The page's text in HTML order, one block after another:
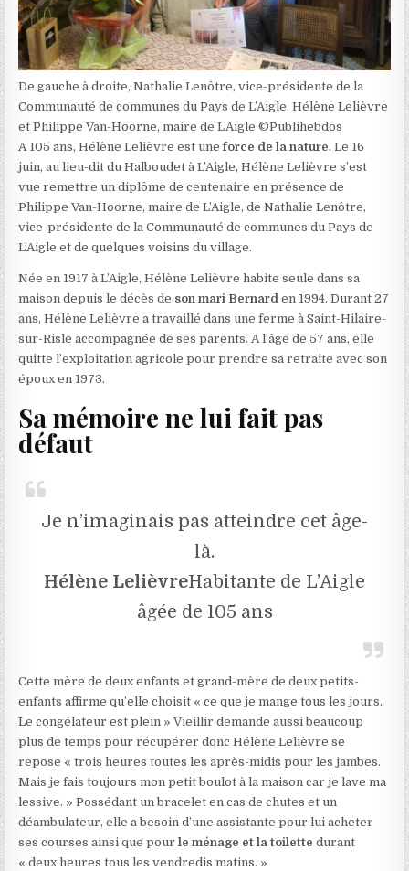
De gauche à droite, Nathalie Lenôtre, vice-présidente de la
Communauté de communes du Pays de L’Aigle, Hélène Lelièvre
et Philippe Van-Hoorne, maire de L’Aigle ©Publihebdos
A 105 ans, Hélène Lelièvre est uneforce de la nature. Le 16
juin, au lieu-dit du Halboudet à L’Aigle, Hélène Lelièvre s’est
vue remettre un diplôme de centenaire en présence de
Philippe Van-Hoorne, maire de L’Aigle, de Nathalie Lenôtre,
vice-présidente de la Communauté de communes du Pays de
L’Aigle et de quelques voisins du village.
Née en 1917 à L’Aigle, Hélène Lelièvre habite seule dans sa
maison depuis le décès de son mari Bernard en 1994. Durant 27
ans, Hélène Lelièvre a travaillé dans une ferme à Saint-Hilaire-
sur-Risle accompagnée de ses parents. A l’âge de 57 ans, elle
quitte l’exploitation agricole pour prendre sa retraite avec son
époux en 1973.
Sa mémoire ne lui fait pas
défaut
Je n’imaginais pas atteindre cet âge-
là.
Hélène LelièvreHabitante de L’Aigle
âgée de 105 ans
Cette mère de deux enfants et grand-mère de deux petits-
enfants affirme qu’elle choisit « ce que je mange tous les jours.
Le congélateur est plein » Vieillir demande aussi beaucoup
plus de temps pour récupérer donc Hélène Lelièvre se
repose « trois heures toutes les après-midis pour les jambes.
Mais je fais toujours mon petit boulot à la maison car je lave ma
lessive. » Possédant un bracelet en cas de chutes et un
déambulateur, elle a besoin d’une assistante pour lui acheter
ses courses ainsi que pour le ménage et la toilette durant
« deux heures tous les vendredis matins. »